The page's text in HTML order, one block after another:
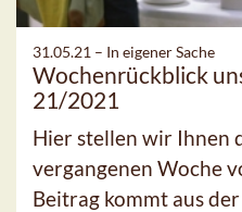
31.05.21 – In eigener Sache
Wochenrückblick
21/2021
Hier stellen wir Ihnen
vergangenen Woche
Beitrag kommt aus